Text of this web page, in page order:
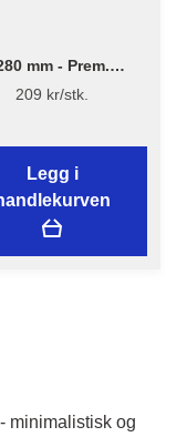
mm - Prem.
3540 - Plast
209 kr/stk.
Legg i
minimalistisk og